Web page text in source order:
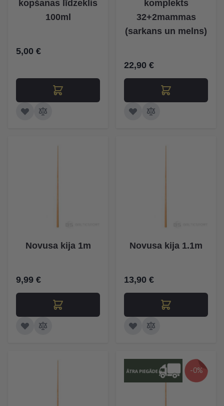
kopšanas līdzeklis
100ml
5,00 €
komplekts
32+2mammas
(sarkans un melns)
22,90 €
Novusa kija 1m
9,99 €
Novusa kija 1.1m
13,90 €
-0%